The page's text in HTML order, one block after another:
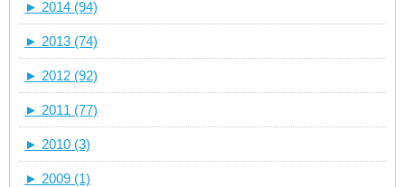
► 2014 (94)
► 2013 (74)
► 2012 (92)
► 2011 (77)
► 2010 (3)
► 2009 (1)